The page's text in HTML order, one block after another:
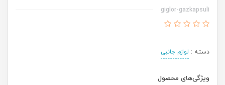
giglor-gazkapsuli
دسته : لوازم جانبی
ویژگی‌های محصول